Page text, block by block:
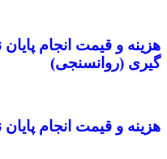
هزینه و قیمت انجام
گیری (روانسنجی)
هزینه و قیمت انجام